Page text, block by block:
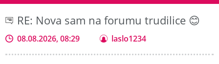
RE: Nova sam na forumu trudilice 😊
08.08.2026, 08:29 laslo1234